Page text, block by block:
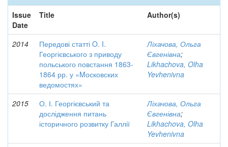
Issue
Date
Title Author(s)
2014
Передові статті O. I.
Георгієвського з приводу
польського повстання 1863-
1864 рр. у «Mосковских
ведомостях»
Ліхачова, Ольга
Євгенівна;
Likhachova, Olha
Yevhenivna
2015
О. І. Георгієвський та
дослідження питань
історичного розвитку Галлії
Ліхачова, Ольга
Євгенівна;
Likhachova, Olha
Yevhenivna